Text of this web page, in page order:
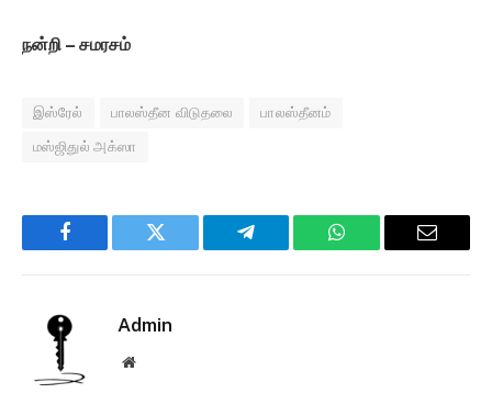
நன்றி – சமரசம்
இஸ்ரேல் பாலஸ்தீன விடுதலை பாலஸ்தீனம்
மஸ்ஜிதுல் அக்ஸா
Facebook Twitter Telegram WhatsApp Email
Admin
Website